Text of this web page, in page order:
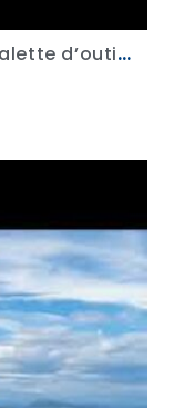
Mme Wurz de Baets – Ados. Palette d’outils pour la confiance en soi